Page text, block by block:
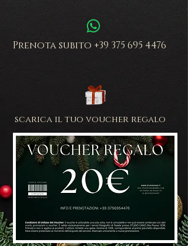
Prenota subito +39 375 695 4476
scarica il tuo voucher regalo